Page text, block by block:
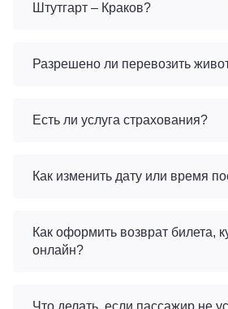
Штутгарт – Краков?
Разрешено ли перевозить
Есть ли услуга страхования?
Как изменить дату или время
Как оформить возврат билета,
онлайн?
Что делать, если пассажир не